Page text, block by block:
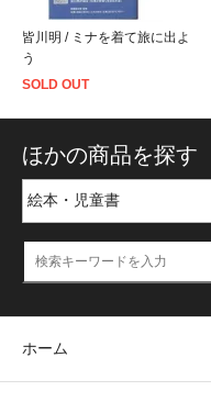
皆川明 / ミナを着て旅に出よ
う
SOLD OUT
ほかの商品を探す
ホーム